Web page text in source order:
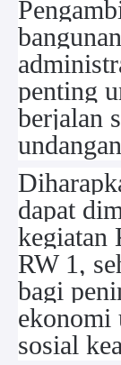
penting
berjalan
dapat
kegiatan
RW 1,
bagi
ekonomi
sosial